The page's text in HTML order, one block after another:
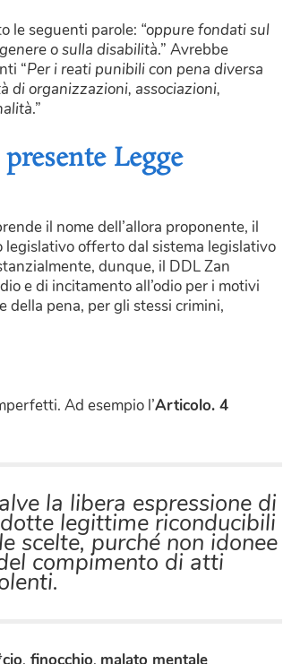
le seguenti parole: “oppure fondati sul
o sulla disabilità.” Avrebbe
“Per i reati punibili con pena diversa
di organizzazioni, associazioni,
.”
Legge
il nome dell’allora proponente, il
legislativo offerto dal sistema legislativo
dunque, il DDL Zan
e di incitamento all’odio per i motivi
della pena, per gli stessi crimini,
Ad esempio l’Articolo. 4
la libera espressione di
legittime riconducibili
scelte, purché non idonee
compimento di atti